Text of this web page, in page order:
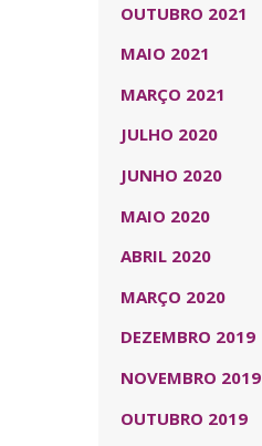
OUTUBRO 2021
MAIO 2021
MARÇO 2021
JULHO 2020
JUNHO 2020
MAIO 2020
ABRIL 2020
MARÇO 2020
DEZEMBRO 2019
NOVEMBRO 2019
OUTUBRO 2019